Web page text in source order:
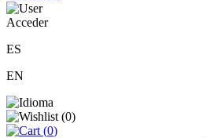
Acceder
ES
EN
(0)
(0)